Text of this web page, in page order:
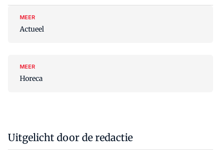
MEER
Actueel
MEER
Horeca
Uitgelicht door de redactie